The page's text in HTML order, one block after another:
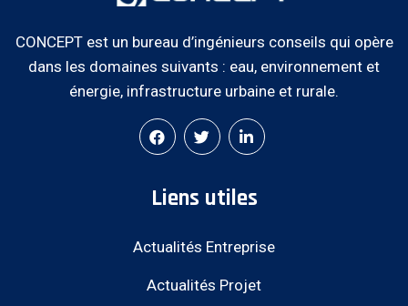
CONCEPT est un bureau d’ingénieurs conseils qui opère
dans les domaines suivants : eau, environnement et
énergie, infrastructure urbaine et rurale.
Liens utiles
Actualités Entreprise
Actualités Projet